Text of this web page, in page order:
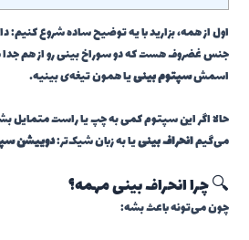
اول از همه، بزارید با یه توضیح ساده شروع کنیم:
جنس غضروف هست که دو سوراخ بینی رو از هم
اسمشسپتوم بینییا همون تیغه‌ی بینیه.
حالا اگر این سپتوم کمی به چپ یا راست متمایل
می‌گیمانحراف بینییا به زبان شیک‌تر:دوییشن
🔍 چرا انحراف بینی مهمه؟
چون می‌تونه باعث بشه: